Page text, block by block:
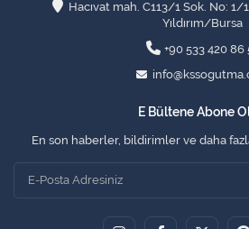
Hacıvat mah. C113/1 Sok. No: 1/
Yıldırım/Bursa
+90 533 420 86
E Bültene Abone
En son haberler, bildirimler ve daha